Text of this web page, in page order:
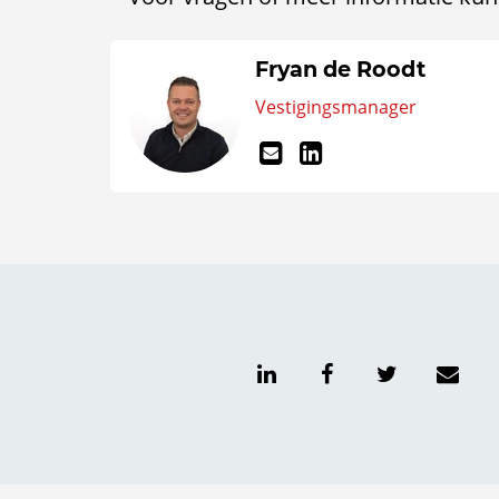
Fryan de Roodt
Vestigingsmanager